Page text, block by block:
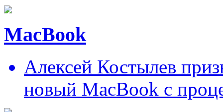
MacBook
Алексей Костылев
новый MacBook c